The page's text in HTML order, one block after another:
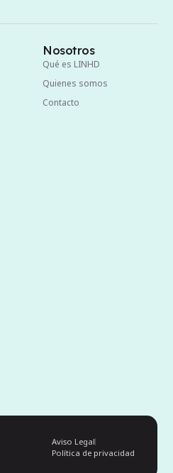
Nosotros
Qué es LINHD
Quienes somos
Contacto
Aviso Legal
Política de privacidad